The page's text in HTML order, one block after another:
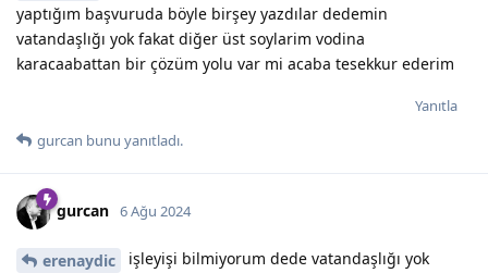
yaptığım başvuruda böyle birşey yazdılar dedemin
vatandaşlığı yok fakat diğer üst soylarim vodina
karacaabattan bir çözüm yolu var mi acaba tesekkur ederim
Yanıtla
gurcan bunu yanıtladı.
gurcan 6 Ağu 2024
erenaydic
işleyişi bilmiyorum dede vatandaşlığı yok